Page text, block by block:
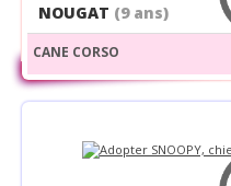
NOUGAT (9 ans)
CANE CORSO